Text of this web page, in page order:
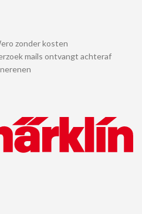
zonder kosten
mails ontvangt achteraf